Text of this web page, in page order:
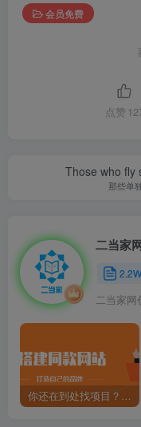
会员免费
点赞
Those who fly
那些单
二当家
你还在到处找项目？还在当韭菜？我靠卖项目一个月收入5万+，曾经我也是个失败者。